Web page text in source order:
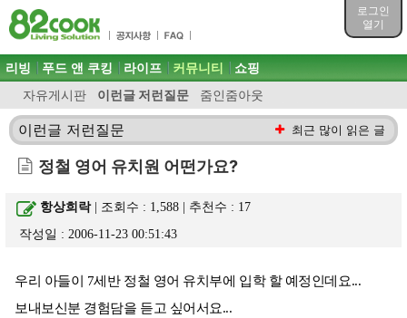
로그인
열기
목차
주메뉴 바로가기
컨텐츠 바로가기
검색 바로가기
로그인 바로가기
주메뉴
리빙 푸드 앤 쿠킹 라이프 커뮤니티
자유게시판 이런글 저런질문 줌인줌아웃
쇼핑
이런글 저런질문 최근 많이 읽은 글
정철 영어 유치원 어떤가요?
항상희락| 조회수 : 1,588 | 추천수 : 17
작성일 : 2006-11-23 00:51:43
우리 아들이 7세반 정철 영어 유치부에 입학 할 예정인데요...
보내보신분 경험담을 듣고 싶어서요...